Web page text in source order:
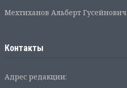
Мехтиханов Альберт Гусейнович
Контакты
Адрес редакции: